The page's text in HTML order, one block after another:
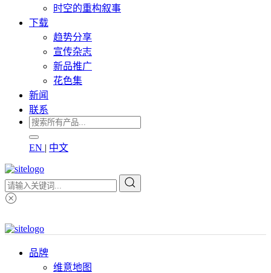
时空的重构叙事
下载
趋势分享
宣传杂志
新品推广
花色集
新闻
联系
EN | 中文
品牌
维意地图